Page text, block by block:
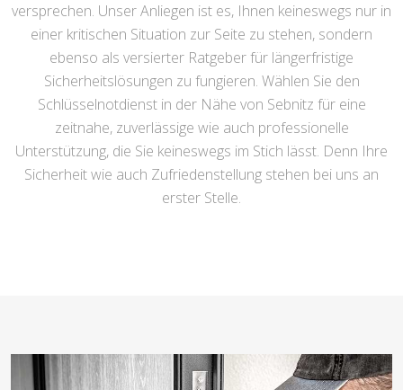
versprechen. Unser Anliegen ist es, Ihnen keineswegs nur in
einer kritischen Situation zur Seite zu stehen, sondern
ebenso als versierter Ratgeber für längerfristige
Sicherheitslösungen zu fungieren. Wählen Sie den
Schlüsselnotdienst in der Nähe von Sebnitz für eine
zeitnahe, zuverlässige wie auch professionelle
Unterstützung, die Sie keineswegs im Stich lässt. Denn Ihre
Sicherheit wie auch Zufriedenstellung stehen bei uns an
erster Stelle.